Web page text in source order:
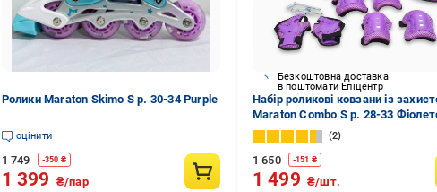
Ролики Maraton Skimo S р. 30-34 Purple
оцінити
1 749 -350 ₴
1 399 ₴/пар
Безкоштовна доставка
в поштомати Епіцентр
Набір роликові ковзани із
Maraton Combo S р. 28-33
(7001/1)
2
1 650 -151 ₴
1 499 ₴/шт.